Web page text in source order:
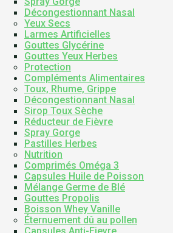
Décongestionnant Nasal
Yeux Secs
Larmes Artificielles
Gouttes Glycérine
Gouttes Yeux Herbes
Protection
Compléments Alimentaires
Toux, Rhume, Grippe
Décongestionnant Nasal
Sirop Toux Sèche
Réducteur de Fièvre
Spray Gorge
Pastilles Herbes
Nutrition
Comprimés Oméga 3
Capsules Huile de Poisson
Mélange Germe de Blé
Gouttes Propolis
Boisson Whey Vanille
Éternuement dû au pollen